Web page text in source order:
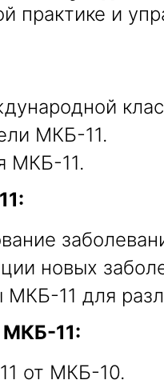
практике и
МКБ-11.
МКБ-11.
новых
11 для
МКБ-11:
от МКБ-10.